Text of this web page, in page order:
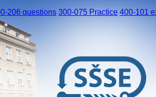
206 questions 300-075 Practice 400-101